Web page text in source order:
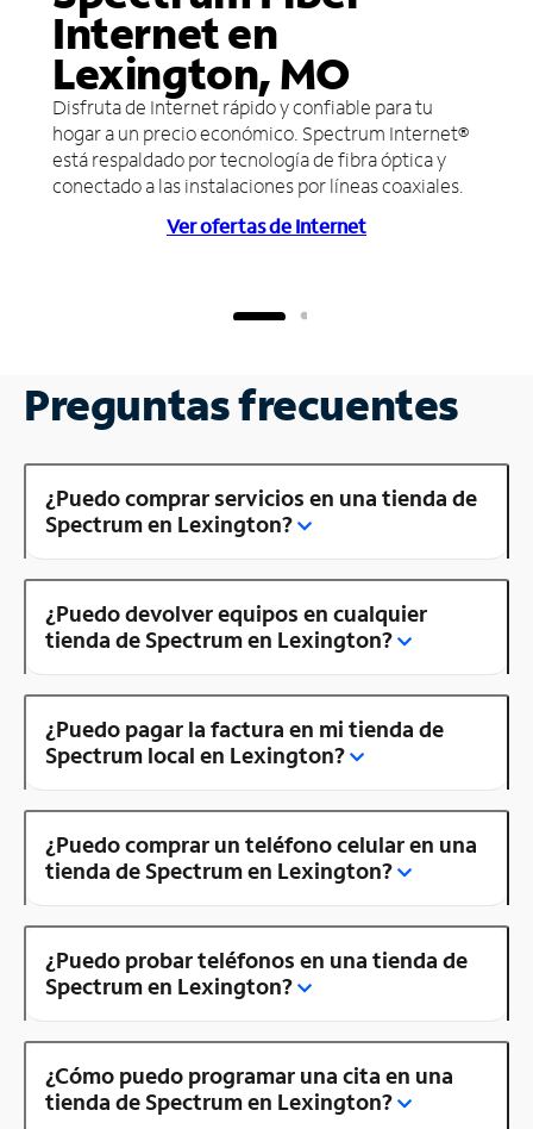
Internet en
Lexington, MO
Disfruta de Internet rápido y confiable para tu
hogar a un precio económico. Spectrum Internet®
está respaldado por tecnología de fibra óptica y
conectado a las instalaciones por líneas coaxiales.
Ver ofertas de Internet
Preguntas frecuentes
¿Puedo comprar servicios en una tienda de
Spectrum en Lexington?
¿Puedo devolver equipos en cualquier
tienda de Spectrum en Lexington?
¿Puedo pagar la factura en mi tienda de
Spectrum local en Lexington?
¿Puedo comprar un teléfono celular en una
tienda de Spectrum en Lexington?
¿Puedo probar teléfonos en una tienda de
Spectrum en Lexington?
¿Cómo puedo programar una cita en una
tienda de Spectrum en Lexington?